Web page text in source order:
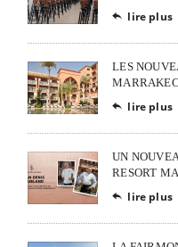
 lire plus
LES
 lire plus
UN
RESORT
 lire plus